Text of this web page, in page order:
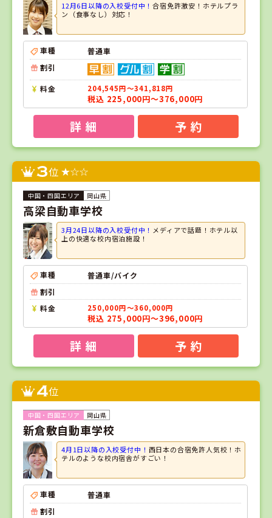
12月6日以降の入校受付中！合宿免許激安！ホテルプラ
ン（食事なし）対応！
車種
普通車
割引
料金 204,545円～341,818円
税込 225,000円～376,000円
詳 細 予 約
3位
岡山県
高梁自動車学校
3月24日以降の入校受付中！ メディアで話題！ホテル以
上の快適な校内宿泊施設！
車種
普通車/バイク
割引
料金
250,000円～360,000円
税込 275,000円～396,000円
詳 細 予 約
4位
岡山県
新倉敷自動車学校
4月1日以降の入校受付中！ 西日本の合宿免許人気校！ホ
テルのような校内宿舎がすごい！
車種
普通車
割引